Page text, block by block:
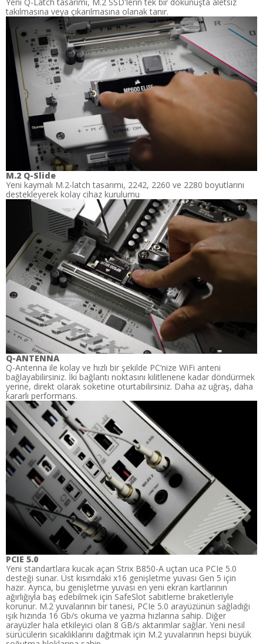
takılmasına veya çıkarılmasına olanak tanır.
M.2 Q-Slide
Yeni kaymalı M.2-latch tasarımı, 2242, 2260 ve 2280 boyutlarını
destekleyerek kolay cihaz kurulumu
Q-ANTENNA
Q-Antenna ile kolay ve hızlı bir şekilde PC’nize WiFi anteni
bağlayabilirsiniz. İki bağlantı noktasını kilitlenene kadar döndürmek
yerine, direkt olarak soketine oturtabilirsiniz. Daha az uğraş, daha
kararlı performans.
PCIE 5.0
Yeni standartlara kucak açan Strix B850-A uçtan uca PCIe 5.0
desteği sunar. Üst kısımdaki x16 genişletme yuvası Gen 5 için
hazır. Ayrıca, bu genişletme yuvası en yeni ekran kartlarının
ağırlığıyla baş edebilmek için SafeSlot sabitleme braketleriyle
korunur. M.2 yuvalarının bir tanesi, PCIe 5.0 arayüzünün sağladığı
ışık hızında 16 Gb/s okuma ve yazma hızlarına sahip. Diğer
arayüzler hala etkileyici olan 8 GB/s aktarımlar sağlar. Yeni nesil
sürücülerin sıcaklıklarını dağıtmak için M.2 yuvalarının hepsi büyük